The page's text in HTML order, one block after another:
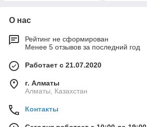
О нас
Рейтинг не сформирован
Менее 5 отзывов за последний год
Работает с 21.07.2020
г. Алматы
Алматы, Казахстан
Контакты